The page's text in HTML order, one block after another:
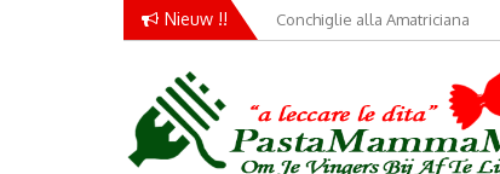
Nieuw !! Conchiglie alla Amatriciana